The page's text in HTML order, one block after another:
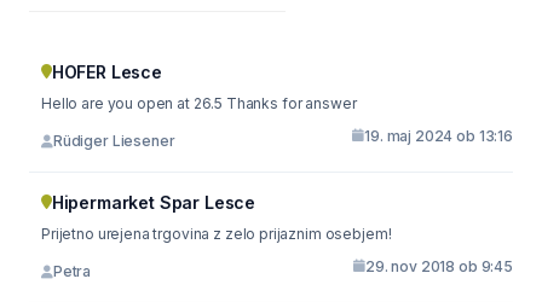
HOFER Lesce
Hello are you open at 26.5 Thanks for answer
Rüdiger Liesener 19. maj 2024 ob 13:16
Hipermarket Spar Lesce
Prijetno urejena trgovina z zelo prijaznim osebjem!
Petra 29. nov 2018 ob 9:45